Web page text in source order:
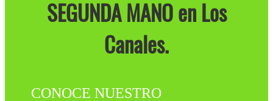
SEGUNDA MANO en Los
Canales.
CONOCE NUESTRO